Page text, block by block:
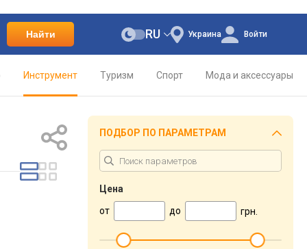
Найти Украина
RU Войти
Инструмент Туризм Спорт Мода и аксессуары
ПОДБОР ПО ПАРАМЕТРАМ
Цена
от
до грн.